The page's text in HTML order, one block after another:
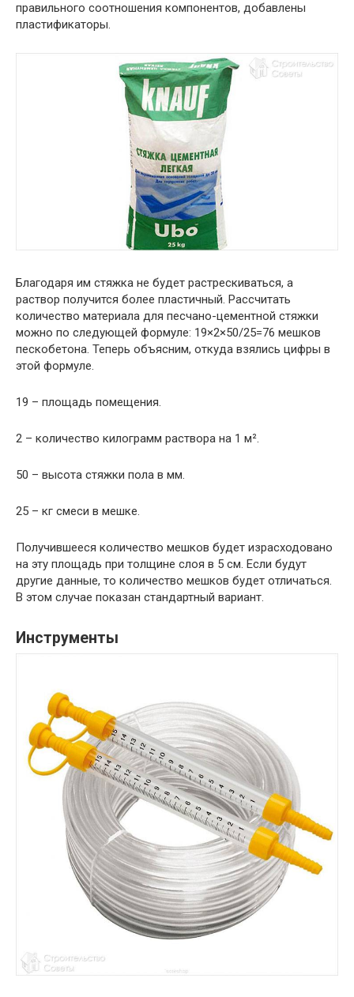
правильного соотношения компонентов, добавлены
пластификаторы.
Благодаря им стяжка не будет растрескиваться, а
раствор получится более пластичный. Рассчитать
количество материала для песчано-цементной стяжки
можно по следующей формуле: 19×2×50/25=76 мешков
пескобетона. Теперь объясним, откуда взялись цифры в
этой формуле.
19 – площадь помещения.
2 – количество килограмм раствора на 1 м².
50 – высота стяжки пола в мм.
25 – кг смеси в мешке.
Получившееся количество мешков будет израсходовано
на эту площадь при толщине слоя в 5 см. Если будут
другие данные, то количество мешков будет отличаться.
В этом случае показан стандартный вариант.
Инструменты